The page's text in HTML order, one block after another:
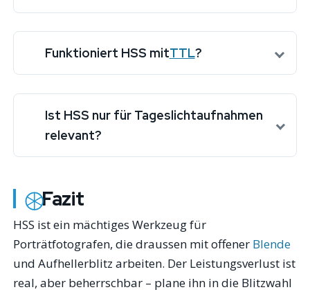
Funktioniert HSS mitTTL?
Ist HSS nur für Tageslichtaufnahmen
relevant?
Fazit
HSS ist ein mächtiges Werkzeug für
Porträtfotografen, die draussen mit offener Blende
und Aufhellerblitz arbeiten. Der Leistungsverlust ist
real, aber beherrschbar – plane ihn in die Blitzwahl